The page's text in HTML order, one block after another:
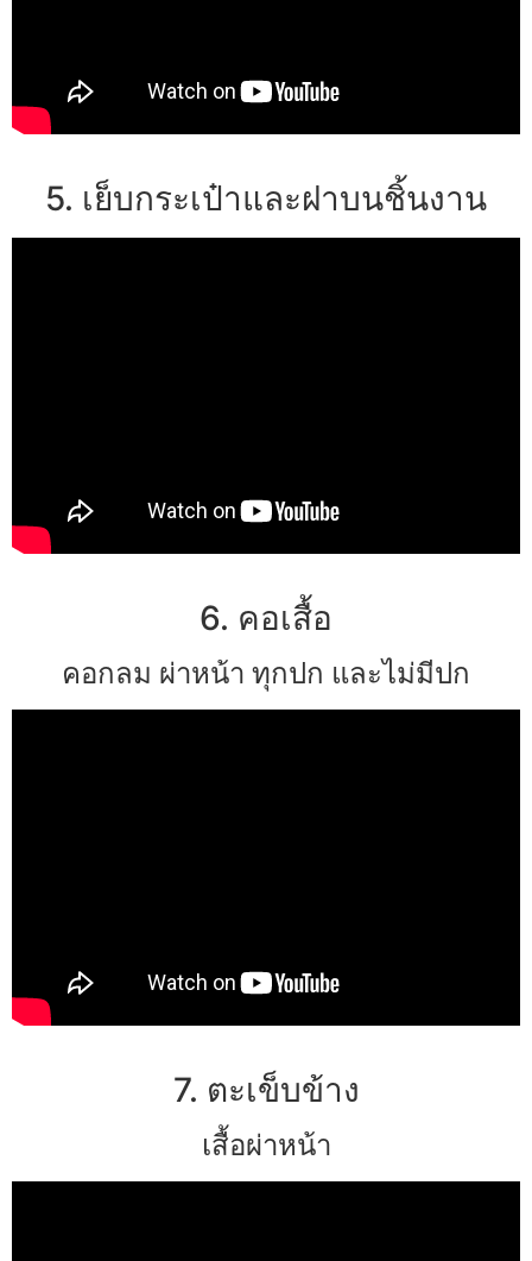
5. เย็บกระเป๋าและฝาบนชิ้นงาน
6. คอเสื้อ
คอกลม ผ่าหน้า ทุกปก และไม่มีปก
7. ตะเข็บข้าง
เสื้อผ่าหน้า